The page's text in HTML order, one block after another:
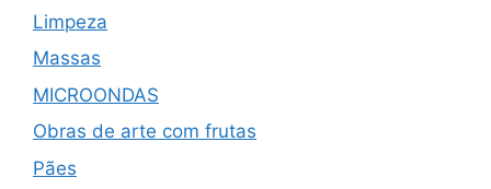
Limpeza
Massas
MICROONDAS
Obras de arte com frutas
Pães